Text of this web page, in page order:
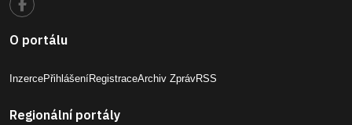
O portálu
InzercePřihlášeníRegistraceArchiv ZprávRSS
Regionální portály